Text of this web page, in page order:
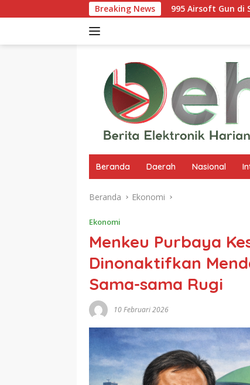
ke
Breaking News
995 Airsoft Gun di Sekolah Kebayoran
Beranda Daerah Nasional
Beranda Ekonomi
Ekonomi
Menkeu Purbaya
Dinonaktifkan
Sama-sama Rugi
10 Februari 2026